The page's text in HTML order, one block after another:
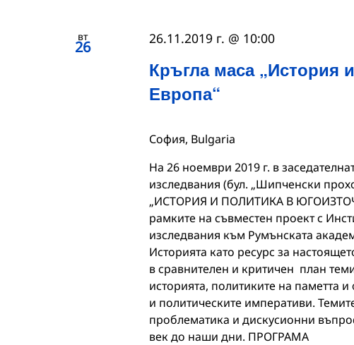
вт
26
Кръгла маса „История
Европа“
26.11.2019 г. @ 10:00
София, Bulgaria
На 26 ноември 2019 г. в
изследвания (бул. „Шипченски
„ИСТОРИЯ И ПОЛИТИКА В
рамките на съвместен проект с
изследвания към Румънската
Историята като ресурс за
в сравнителен и критичен план
историята, политиките на паметта
и политическите императиви.
проблематика и дискусионни
век до наши дни. ПРОГРАМА